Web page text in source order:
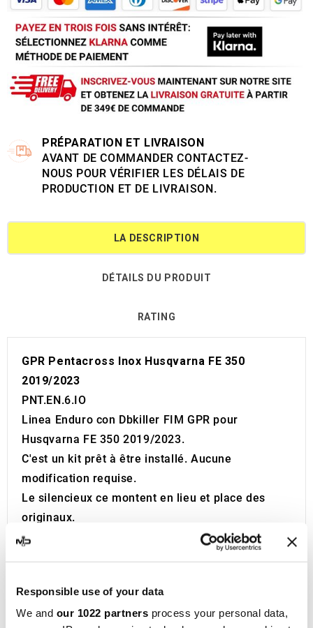
Responsible use of your data
We and our 1022 partners process your personal data,
PRÉPARATION ET LIVRAISON
AVANT DE COMMANDER CONTACTEZ-
NOUS POUR VÉRIFIER LES DÉLAIS DE
PRODUCTION ET DE LIVRAISON.
LA DESCRIPTION
DÉTAILS DU PRODUIT
RATING
GPR Pentacross Inox Husqvarna FE 350
2019/2023
PNT.EN.6.IO
Linea Enduro con Dbkiller FIM GPR pour
Husqvarna FE 350 2019/2023.
C'est un kit prêt à être installé. Aucune
modification requise.
Le silencieux ce montent en lieu et place des
originaux.
Les fixations sont fournies.
Le catalyseur ce n'est pas inclus dans le kit.
Made in Italy 100%.